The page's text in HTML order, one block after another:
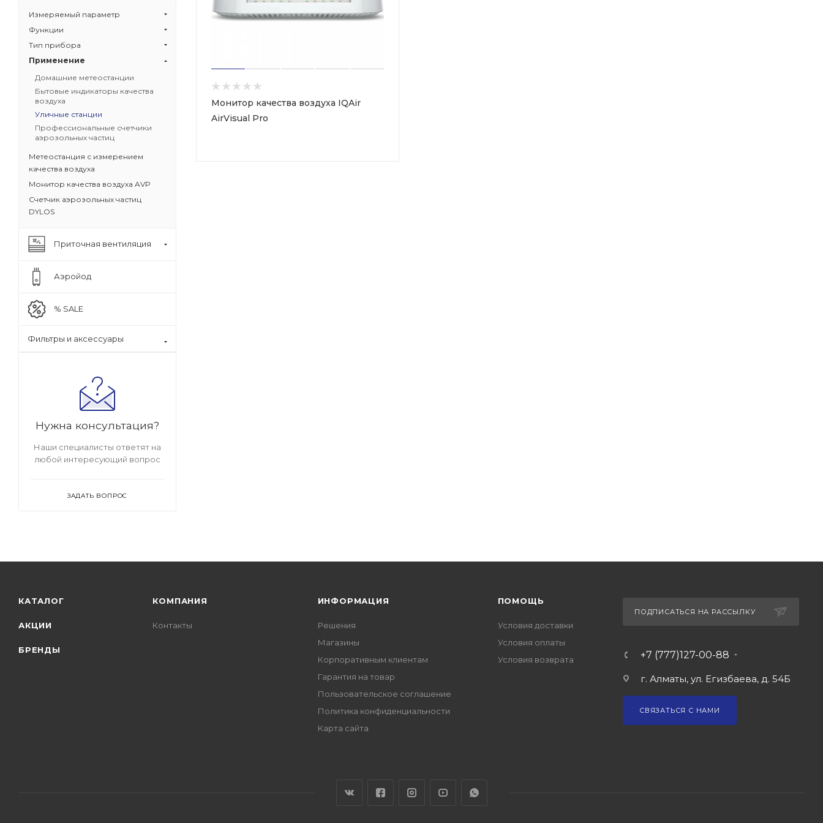
Монитор качества воздуха IQAir
AirVisual Pro
Измеряемый параметр
Функции
Тип прибора
Применение
Домашние метеостанции
Бытовые индикаторы качества
воздуха
Уличные станции
Профессиональные счетчики
аэрозольных частиц
Метеостанция с измерением
качества воздуха
Монитор качества воздуха AVP
Счетчик аэрозольных частиц
DYLOS
Приточная вентиляция
Аэройод
% SALE
Фильтры и аксессуары
Нужна консультация?
Наши специалисты ответят на
любой интересующий вопрос
ЗАДАТЬ ВОПРОС
КАТАЛОГ
АКЦИИ
БРЕНДЫ
КОМПАНИЯ
Контакты
ИНФОРМАЦИЯ
Решения
Магазины
Корпоративным клиентам
Гарантия на товар
Пользовательское соглашение
Политика конфиденциальности
Карта сайта
ПОМОЩЬ
Условия доставки
Условия оплаты
Условия возврата
ПОДПИСАТЬСЯ НА РАССЫЛКУ
+7 (777)127-00-88
г. Алматы, ул. Егизбаева, д. 54Б
СВЯЗАТЬСЯ С НАМИ